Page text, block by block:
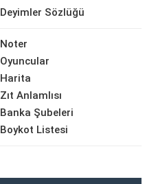
Deyimler Sözlüğü
Noter
Oyuncular
Harita
Zıt Anlamlısı
Banka Şubeleri
Boykot Listesi